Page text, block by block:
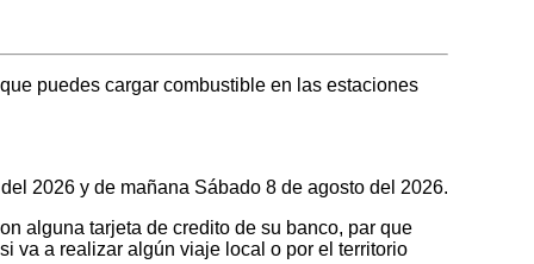
puedes cargar combustible en las estaciones
2026 y de mañana Sábado 8 de agosto del 2026.
alguna tarjeta de credito de su banco, par que
va a realizar algún viaje local o por el territorio